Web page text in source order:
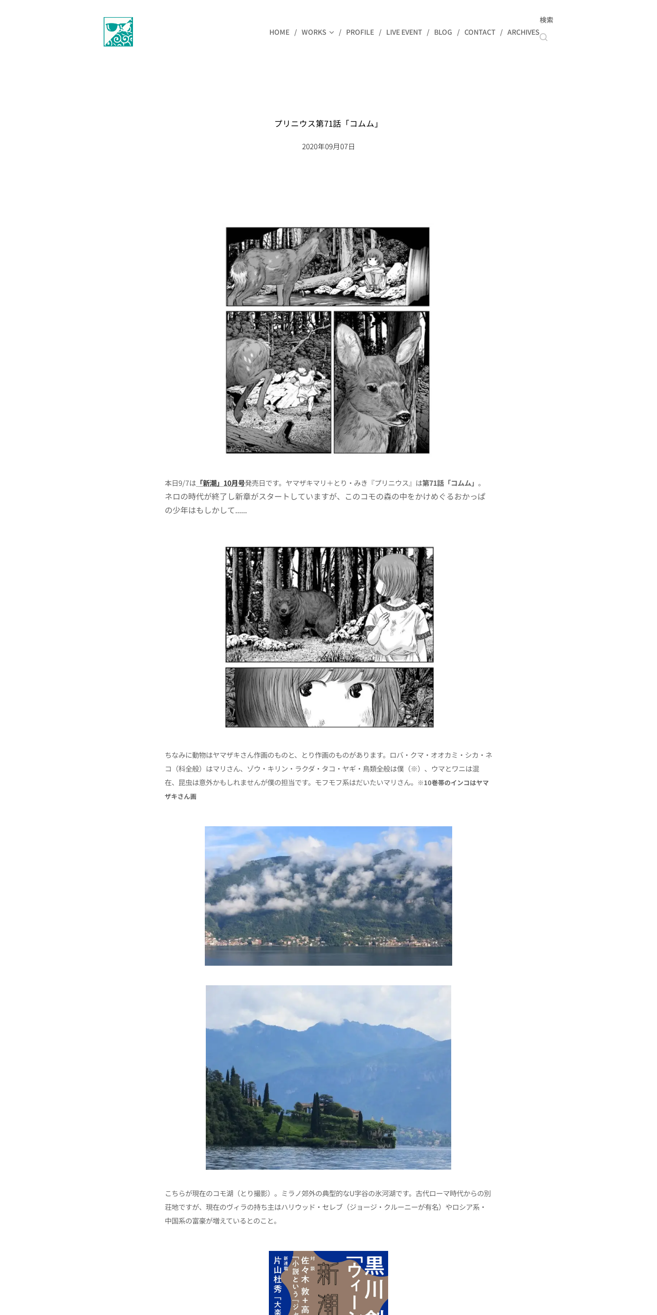
HOME WORKS PROFILE LIVE EVENT BLOG CONTACT ARCHIVES
検索
プリニウス第71話「コムム」
2020年09月07日
本日9/7は 「新潮」10月号発売日です。ヤマザキマリ＋とり・みき『プリニウス』は第71話「コムム」 。
ネロの時代が終了し新章がスタートしていますが、このコモの森の中をかけめぐるおかっぱ
の少年はもしかして......
ちなみに動物はヤマザキさん作画のものと、とり作画のものがあります。ロバ・クマ・オオカミ・シカ・ネ
コ（科全般）はマリさん、ゾウ・キリン・ラクダ・タコ・ヤギ・鳥類全般は僕（※）、ウマとワニは混
在、昆虫は意外かもしれませんが僕の担当です。 モフモフ系はだいたいマリさん。 ※10巻帯のインコはヤマ
ザキさん画
こちらが現在のコモ湖（とり撮影）。ミラノ郊外の典型的なU字谷の氷河湖です。古代ローマ時代からの別
荘地ですが、現在のヴィラの持ち主はハリウッド・セレブ（ジョージ・クルーニーが有名）やロシア系・
中国系の富豪が増えているとのこと。